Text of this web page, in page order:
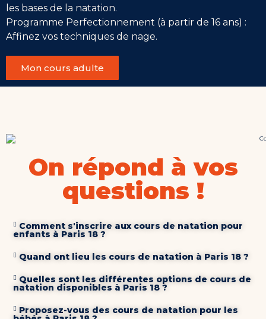
les bases de la natation.
Programme Perfectionnement (à partir de 16 ans) :
Affinez vos techniques de nage.
Mon cours adulte
On répond à vos
questions !
Comment s'inscrire aux cours de natation pour
enfants à Paris 18 ?
Quand ont lieu les cours de natation à Paris 18 ?
Quelles sont les différentes options de cours de
natation disponibles à Paris 18 ?
Proposez-vous des cours de natation pour les